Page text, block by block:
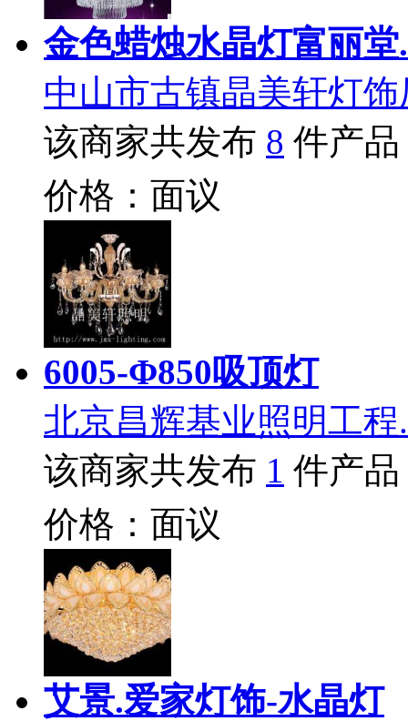
金色蜡烛水晶灯富丽堂
中山市古镇晶美轩灯饰
该商家共发布 8 件产品
价格：面议
6005-Φ850吸顶灯
北京昌辉基业照明工程
该商家共发布 1 件产品
价格：面议
艾景.爱家灯饰-水晶灯